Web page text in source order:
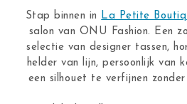
Stap binnen in La Petite
salon van ONU Fashion. Een
selectie van designer tassen,
helder van lijn, persoonlijk van
een silhouet te verfijnen